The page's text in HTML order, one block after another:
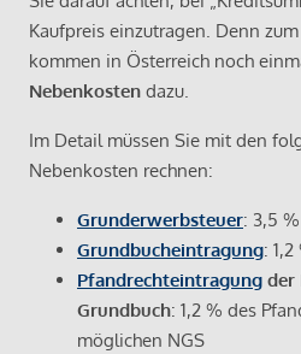
Kaufpreis einzutragen. Denn
kommen in Österreich noch
Nebenkosten dazu.
Im Detail müssen Sie mit den
Nebenkosten rechnen:
Grunderwerbsteuer: 3,5
Grundbucheintragung:
Pfandrechteintragung der
Grundbuch: 1,2 % des
möglichen NGS